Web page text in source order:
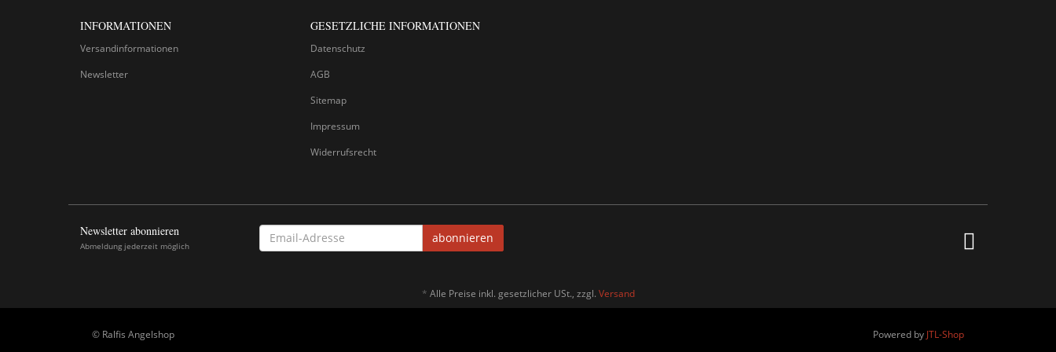
INFORMATIONEN
Versandinformationen
Newsletter
GESETZLICHE INFORMATIONEN
Datenschutz
AGB
Sitemap
Impressum
Widerrufsrecht
Newsletter abonnieren
Abmeldung jederzeit möglich
EMAIL-
ADRESSE
abonnieren
* Alle Preise inkl. gesetzlicher USt., zzgl. Versand
© Ralfis Angelshop Powered by JTL-Shop